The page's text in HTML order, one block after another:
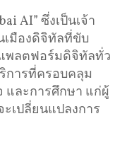
AI” ซึ่งเป็นเจ้า
มืองดิจิทัลที่ขับ
พลตฟอร์มดิจิทัลทั่ว
การที่ครอบคลุม
ละการศึกษา แก่ผู้
เปลี่ยนแปลงการ